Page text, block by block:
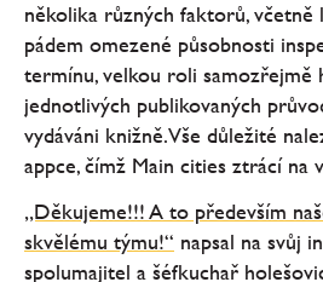
několika různých faktorů,
pádem omezené působnosti
termínu, velkou roli samozřejmě
jednotlivých publikovaných
vydáváni knižně. Vše důležité
appce, čímž Main cities ztrácí na
„Děkujeme!!! A to především
skvělému týmu!“ napsal na svůj
spolumajitel a šéfkuchař